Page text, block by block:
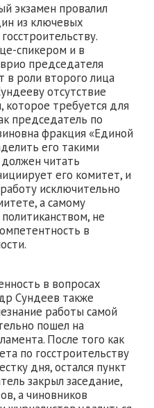
экзамен провалил
из ключевых
спикером и в
председателя
в роли второго лица
отсутствие
которое требуется для
председатель по
фракция «Единой
его такими
читать
его комитет, и
исключительно
а самому
не
в
в вопросах
Сундеев также
работы самой
пошел на
После того как
по госстроительству
дня, остался пункт
закрыл заседание,
а чиновников